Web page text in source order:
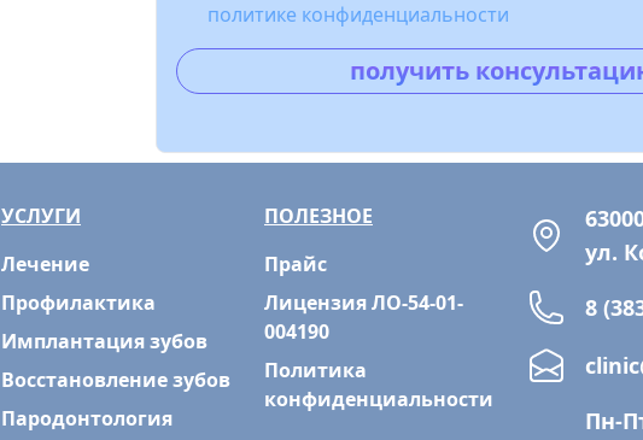
политике конфиденциальности
получить
УСЛУГИ
Лечение
Профилактика
Имплантация зубов
Восстановление зубов
Пародонтология
ПОЛЕЗНОЕ
Прайс
Лицензия ЛО-54-01-
004190
Политика
конфиденциальности
ул.
8
Пн-